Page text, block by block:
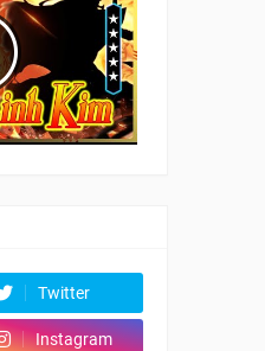
Twitter
Instagram